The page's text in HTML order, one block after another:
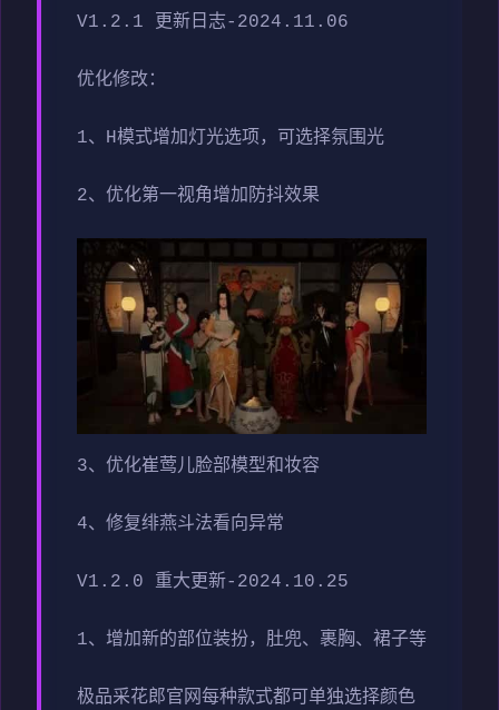
V1.2.1 更新日志-2024.11.06
优化修改：
1、H模式增加灯光选项，可选择氛围光
2、优化第一视角增加防抖效果
3、优化崔莺儿脸部模型和妆容
4、修复绯燕斗法看向异常
V1.2.0 重大更新-2024.10.25
1、增加新的部位装扮，肚兜、裹胸、裙子等
极品采花郎官网每种款式都可单独选择颜色